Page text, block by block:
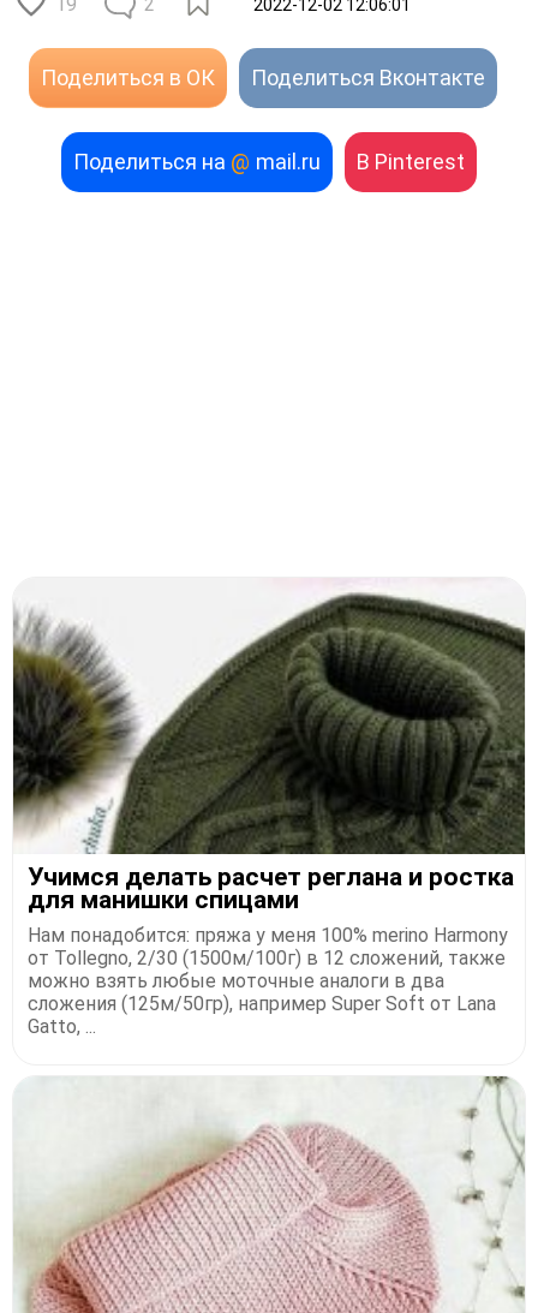
19 2 2022-12-02 12:06:01
Поделиться в ОК Поделиться Вконтакте
Поделиться на @ mail.ru В Pinterest
Учимся делать расчет реглана и ростка
для манишки спицами
Нам понадобится: пряжа у меня 100% merino Harmony
от Tollegno, 2/30 (1500м/100г) в 12 сложений, также
можно взять любые моточные аналоги в два
сложения (125м/50гр), например Super Soft от Lana
Gatto, ...